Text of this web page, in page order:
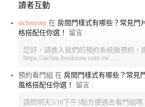
讀者互動
sicbmcom 在 房間門樣式有哪些？常見門
格搭配任你選！
留言 :
您好，請進入我們的預約系統做預約，
https://sicbm.booknow.com.tw…
預約看門組 在 房間門樣式有哪些？常見
風格搭配任你選！
留言 :
請問明天5/18下午3點方便過去看門組嗎